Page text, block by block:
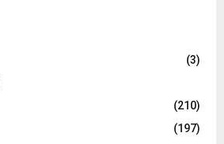
(3)
(210)
(197)